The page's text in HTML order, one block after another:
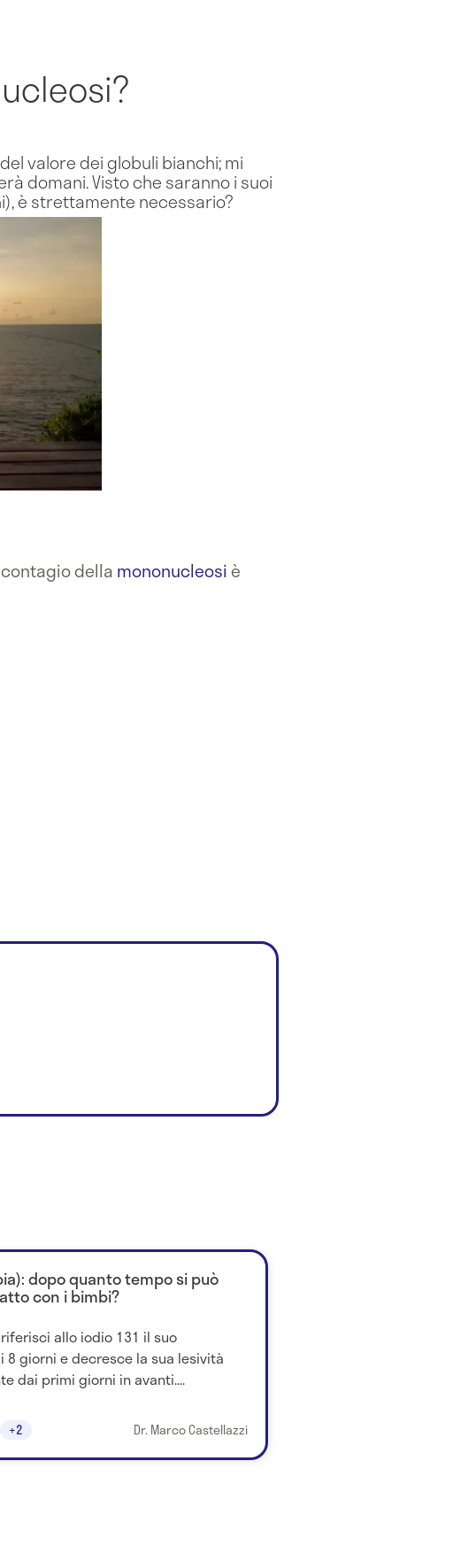
valore dei globuli bianchi; mi
domani. Visto che saranno i suoi
è strettamente necessario?
della mononucleosiè
dopo quanto tempo si può
con i bimbi?
allo iodio 131 il suo
giorni e decresce la sua lesività
dai primi giorni in avanti....
+2 Dr. Marco Castellazzi